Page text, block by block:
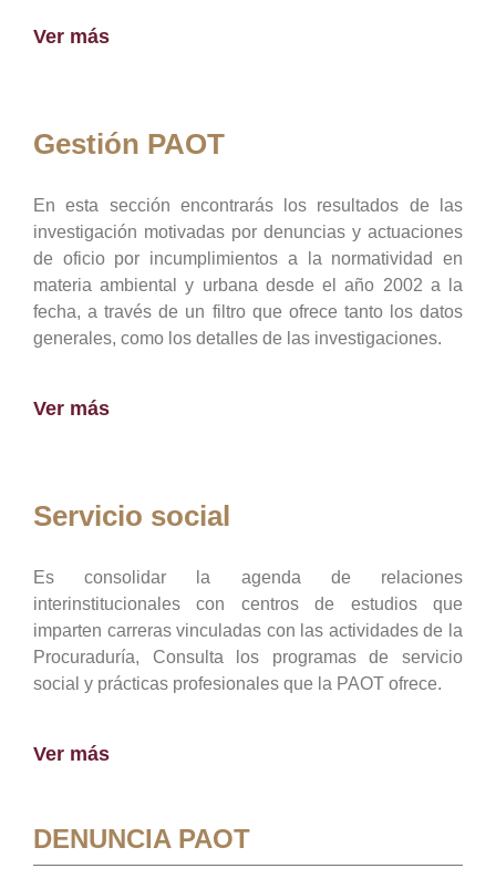
Ver más
Gestión PAOT
En esta sección encontrarás los resultados de las
investigación motivadas por denuncias y actuaciones
de oficio por incumplimientos a la normatividad en
materia ambiental y urbana desde el año 2002 a la
fecha, a través de un filtro que ofrece tanto los datos
generales, como los detalles de las investigaciones.
Ver más
Servicio social
Es consolidar la agenda de relaciones
interinstitucionales con centros de estudios que
imparten carreras vinculadas con las actividades de la
Procuraduría, Consulta los programas de servicio
social y prácticas profesionales que la PAOT ofrece.
Ver más
DENUNCIA PAOT